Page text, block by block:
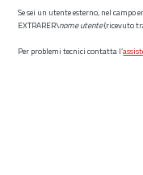
Se sei un utente esterno, nel campo
EXTRARER\nome utente(ricevuto
Per problemi tecnici contatta l’